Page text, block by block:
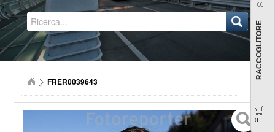
FRER0039643
RACCOGLITORE
0